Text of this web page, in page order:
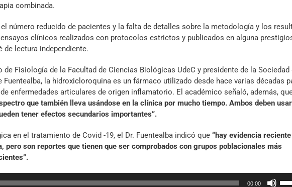
combinada.
número reducido de pacientes y la falta de detalles sobre la metodología y los
clínicos realizados con protocolos estrictos y publicados en alguna
lectura independiente.
Fisiología de la Facultad de Ciencias Biológicas UdeC y presidente de la Sociedad
la hidroxicloroquina es un fármaco utilizado desde hace varias décadas
enfermedades articulares de origen inflamatorio. El académico señaló, además,
que también lleva usándose en la clínica por mucho tiempo. Ambos deben
tener efectos secundarios importantes”.
en el tratamiento de Covid -19, el Dr. Fuentealba indicó que “hay evidencia
pero son reportes que tienen que ser comprobados con grupos poblacionales más
00:00